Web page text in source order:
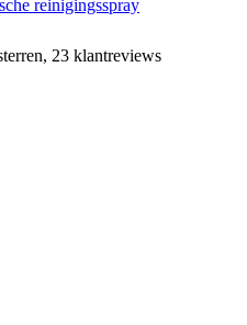
reinigingsspray
23 klantreviews